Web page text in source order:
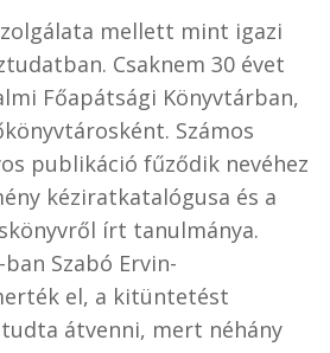
mellett mint igazi
Csaknem 30 évet
Főapátsági Könyvtárban,
Számos
publikáció fűződik nevéhez
kéziratkatalógusa és a
írt tanulmánya.
Szabó Ervin-
el, a kitüntetést
átvenni, mert néhány